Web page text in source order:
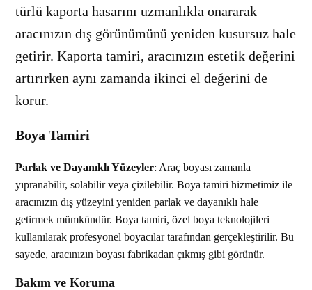
türlü kaporta hasarını uzmanlıkla onararak
aracınızın dış görünümünü yeniden kusursuz hale
getirir. Kaporta tamiri, aracınızın estetik değerini
artırırken aynı zamanda ikinci el değerini de
korur.
Boya Tamiri
Parlak ve Dayanıklı Yüzeyler: Araç boyası zamanla
yıpranabilir, solabilir veya çizilebilir. Boya tamiri hizmetimiz ile
aracınızın dış yüzeyini yeniden parlak ve dayanıklı hale
getirmek mümkündür. Boya tamiri, özel boya teknolojileri
kullanılarak profesyonel boyacılar tarafından gerçekleştirilir. Bu
sayede, aracınızın boyası fabrikadan çıkmış gibi görünür.
Bakım ve Koruma